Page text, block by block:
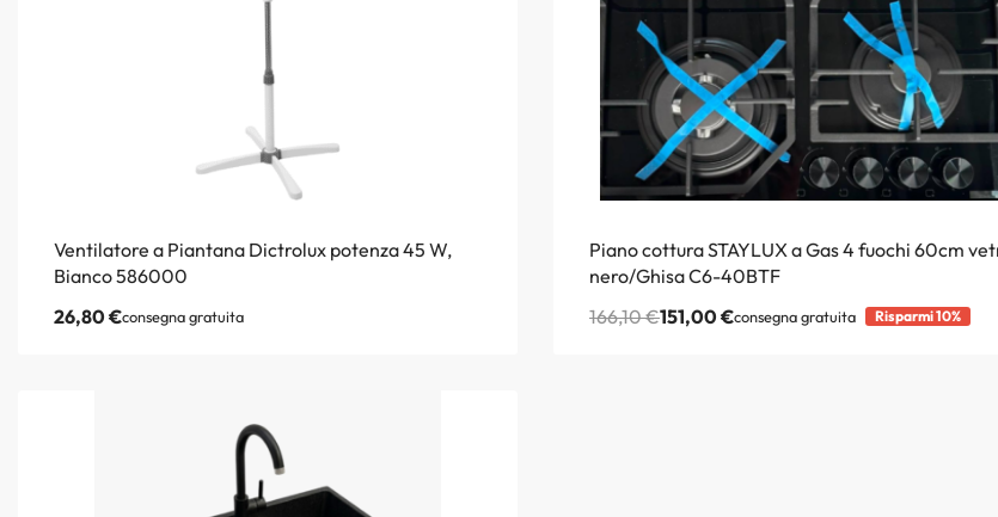
Ventilatore a Piantana Dictrolux potenza 45 W,
Bianco 586000
26,80€consegna gratuita
Piano cottura STAYLUX a Gas 4 fuochi 60cm
nero/Ghisa C6-40BTF
166,10€151,00€consegna gratuita Risparmi 10%